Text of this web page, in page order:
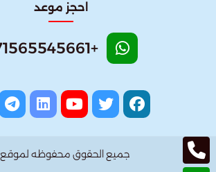
احجز موعد
+971565545661
جميع الحقوق محفوظه لموقع